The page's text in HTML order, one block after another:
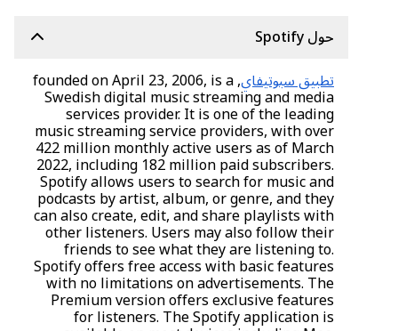
تطبيق سبوتيفاي , founded on April 23, 2006, is a
Swedish digital music streaming and media
services provider. It is one of the leading
music streaming service providers, with over
422 million monthly active users as of March
2022, including 182 million paid subscribers.
Spotify allows users to search for music and
podcasts by artist, album, or genre, and they
can also create, edit, and share playlists with
other listeners. Users may also follow their
friends to see what they are listening to.
Spotify offers free access with basic features
with no limitations on advertisements. The
Premium version offers exclusive features
for listeners. The Spotify application is